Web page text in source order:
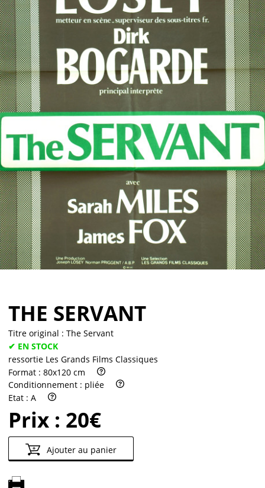
Vendre
THE SERVANT
Titre original : The Servant
✔ EN STOCK
ressortie Les Grands Films Classiques
Format : 80x120 cm
Conditionnement : pliée
Etat : A
Prix : 20€
Ajouter au panier